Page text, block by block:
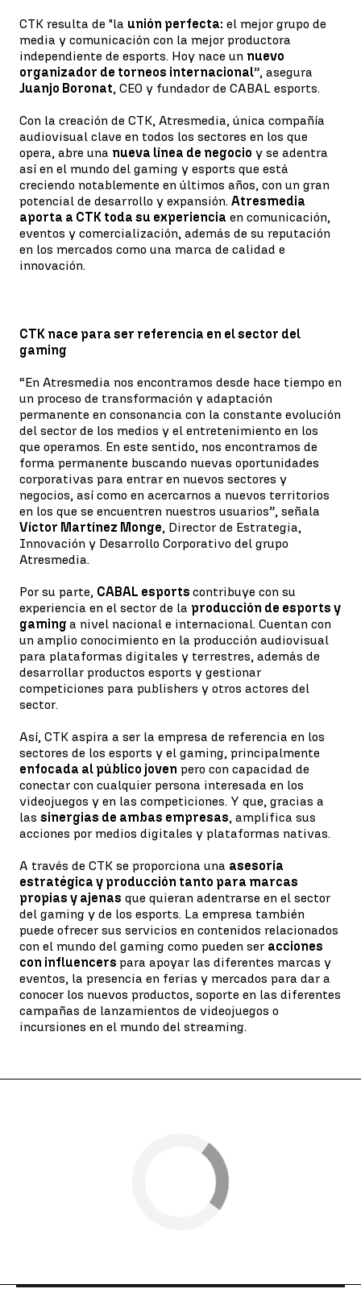
CTK resulta de "la unión perfecta: el mejor grupo de
media y comunicación con la mejor productora
independiente de esports. Hoy nace un nuevo
organizador de torneos internacional”, asegura
Juanjo Boronat, CEO y fundador de CABAL esports.
Con la creación de CTK, Atresmedia, única compañía
audiovisual clave en todos los sectores en los que
opera, abre una nueva línea de negocio y se adentra
así en el mundo del gaming y esports que está
creciendo notablemente en últimos años, con un gran
potencial de desarrollo y expansión. Atresmedia
aporta a CTK toda su experiencia en comunicación,
eventos y comercialización, además de su reputación
en los mercados como una marca de calidad e
innovación.
CTK nace para ser referencia en el sector del
gaming
“En Atresmedia nos encontramos desde hace tiempo en
un proceso de transformación y adaptación
permanente en consonancia con la constante evolución
del sector de los medios y el entretenimiento en los
que operamos. En este sentido, nos encontramos de
forma permanente buscando nuevas oportunidades
corporativas para entrar en nuevos sectores y
negocios, así como en acercarnos a nuevos territorios
en los que se encuentren nuestros usuarios”, señala
Víctor Martínez Monge, Director de Estrategia,
Innovación y Desarrollo Corporativo del grupo
Atresmedia.
Por su parte, CABAL esports contribuye con su
experiencia en el sector de la producción de esports y
gaming a nivel nacional e internacional. Cuentan con
un amplio conocimiento en la producción audiovisual
para plataformas digitales y terrestres, además de
desarrollar productos esports y gestionar
competiciones para publishers y otros actores del
sector.
Así, CTK aspira a ser la empresa de referencia en los
sectores de los esports y el gaming, principalmente
enfocada al público joven pero con capacidad de
conectar con cualquier persona interesada en los
videojuegos y en las competiciones. Y que, gracias a
las sinergias de ambas empresas, amplifica sus
acciones por medios digitales y plataformas nativas.
A través de CTK se proporciona una asesoría
estratégica y producción tanto para marcas
propias y ajenas que quieran adentrarse en el sector
del gaming y de los esports. La empresa también
puede ofrecer sus servicios en contenidos relacionados
con el mundo del gaming como pueden ser acciones
con influencers para apoyar las diferentes marcas y
eventos, la presencia en ferias y mercados para dar a
conocer los nuevos productos, soporte en las diferentes
campañas de lanzamientos de videojuegos o
incursiones en el mundo del streaming.